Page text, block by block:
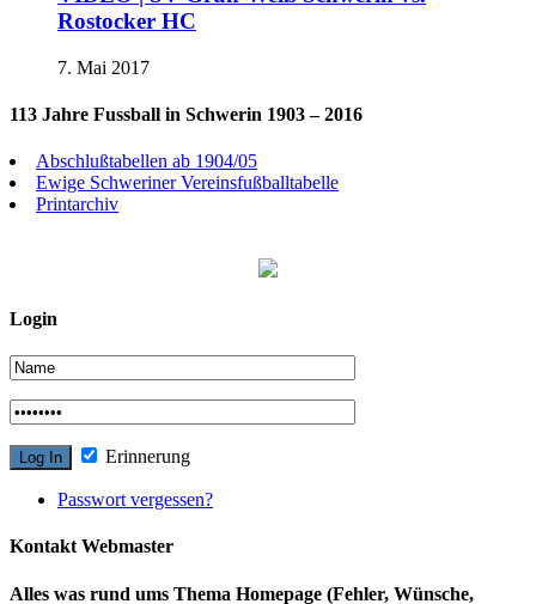
Rostocker HC
7. Mai 2017
113 Jahre Fussball in Schwerin 1903 – 2016
Abschlußtabellen ab 1904/05
Ewige Schweriner Vereinsfußballtabelle
Printarchiv
Login
Erinnerung
Passwort vergessen?
Kontakt Webmaster
Alles was rund ums Thema Homepage (Fehler, Wünsche,